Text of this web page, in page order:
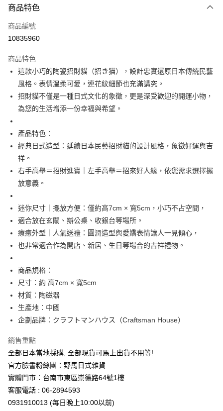
信用卡一次付款
信用卡分期付款
合作金庫商業銀行
華南商業銀行
彰化商業銀行
上海商業儲蓄銀行
台北富邦商業銀行
國泰世華商業銀行
兆豐國際商業銀行
臺灣中小企業銀行
元大商業銀行
玉山商業銀行
星展（台灣）商業銀行
台新國際商業銀行
台灣樂天信用卡公司
超商取貨付款
LINE Pay
Apple Pay
街口支付
Google Pay
全家取貨付款
每筆NT$65，滿NT$999(含以上)免運費
付款後全家取貨
7-11取貨付款
每筆NT$65，滿NT$999(含以上)免運費
付款後7-11取貨
宅配
每筆NT$100，滿NT$999(含以上)免運費
商品特色
商品編號
10835960
商品特色
這款小巧的陶瓷招財貓（招き猫），設計忠實還原日本傳統民藝
風格。表情溫柔可愛，連花紋細節也充滿講究。
招財貓不僅是一種日式文化的象徵，更是深受歡迎的開運小物，
為您的生活增添一份幸福與希望。
產品特色：
經典日式造型：延續日本民藝招財貓的設計風格，象徵好運與吉
祥。
右手高舉＝招財進寶｜左手高舉＝招來好人緣，依您需求選擇擺
放意義。
迷你尺寸｜擺放方便：僅約高7cm × 寬5cm，小巧不占空間，
適合放在玄關、辦公桌、收銀台等場所。
療癒外型｜人氣送禮：圓潤造型與愛嬌表情讓人一見傾心，
也非常適合作為開店、新居、生日等場合的吉祥禮物。
商品規格：
尺寸：約 高7cm × 寬5cm
材質：陶磁器
生產地：中國
企劃品牌：クラフトマンハウス（Craftsman House）
銷售重點
全部日本當地採購, 全部現貨可馬上出貨不用等!
官方臉書粉絲團：野馬日式雜貨
實體門市：台南市東區崇德路64號1樓
客服電話 : 06-2894593
0931910013 (每日晚上10:00以前)